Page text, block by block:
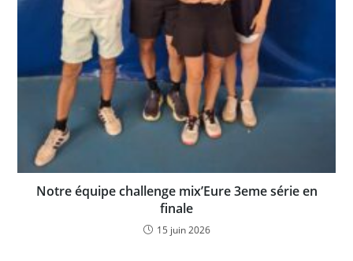
Notre équipe challenge mix’Eure 3eme série en
finale
15 juin 2026